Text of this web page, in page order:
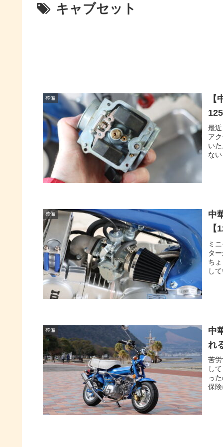
キャブセット
整備
最
ア
い
な
整備
中
ミ
タ
ち
し
整備
中
れ
苦
し
っ
保